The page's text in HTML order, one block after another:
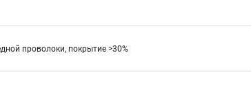
проволоки, покрытие >30%